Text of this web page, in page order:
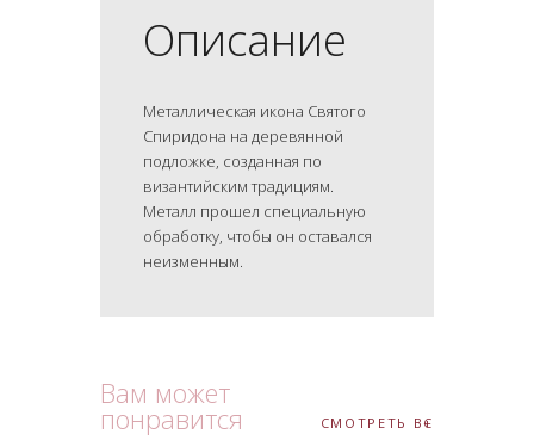
Описание
Металлическая икона Святого
Спиридона на деревянной
подложке, созданная по
византийским традициям.
Металл прошел специальную
обработку, чтобы он оставался
неизменным.
Вам может
понравится СМОТРЕТЬ ВСЕ